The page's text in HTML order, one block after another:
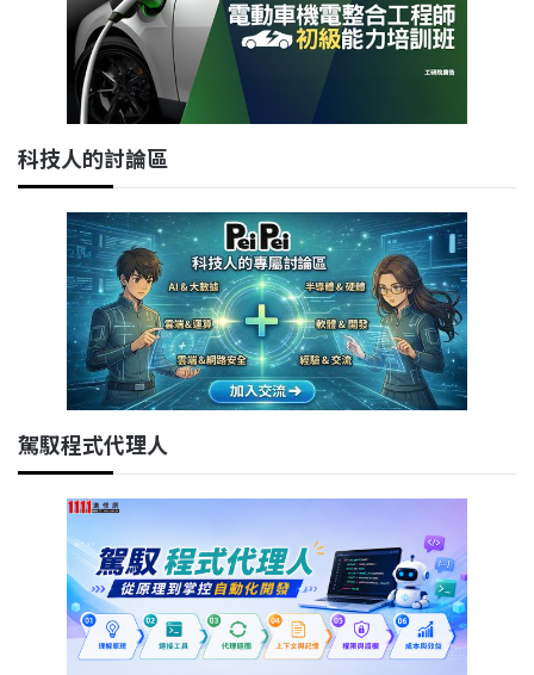
科技人的討論區
駕馭程式代理人